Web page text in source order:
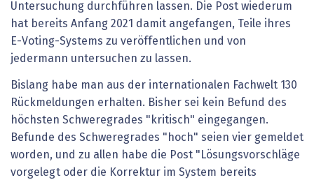
Untersuchung durchführen lassen. Die Post wiederum
hat bereits Anfang 2021 damit angefangen, Teile ihres
E-Voting-Systems zu veröffentlichen und von
jedermann untersuchen zu lassen.
Bislang habe man aus der internationalen Fachwelt 130
Rückmeldungen erhalten. Bisher sei kein Befund des
höchsten Schweregrades "kritisch" eingegangen.
Befunde des Schweregrades "hoch" seien vier gemeldet
worden, und zu allen habe die Post "Lösungsvorschläge
vorgelegt oder die Korrektur im System bereits